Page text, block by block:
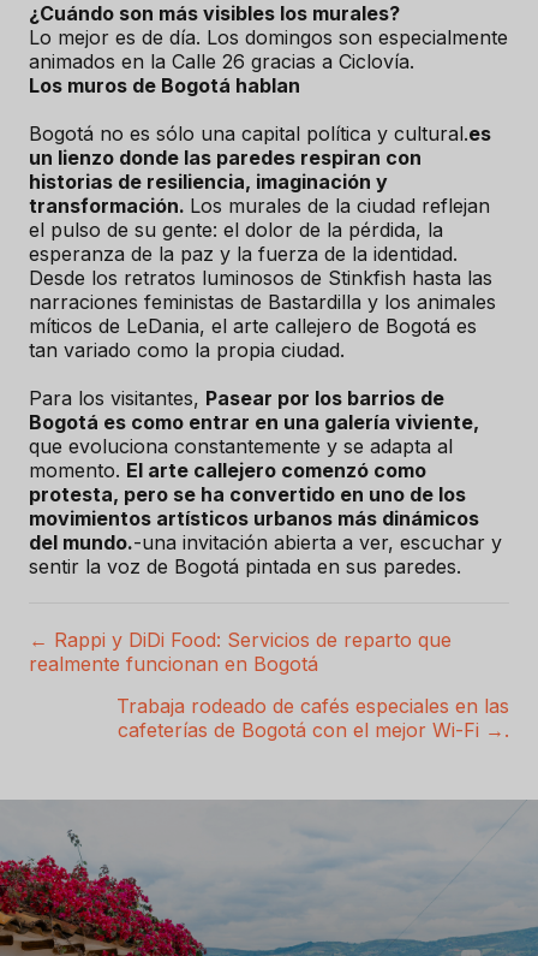
¿Cuándo son más visibles los murales?
Lo mejor es de día. Los domingos son especialmente
animados en la Calle 26 gracias a Ciclovía.
Los muros de Bogotá hablan
Bogotá no es sólo una capital política y cultural.es
un lienzo donde las paredes respiran con
historias de resiliencia, imaginación y
transformación. Los murales de la ciudad reflejan
el pulso de su gente: el dolor de la pérdida, la
esperanza de la paz y la fuerza de la identidad.
Desde los retratos luminosos de Stinkfish hasta las
narraciones feministas de Bastardilla y los animales
míticos de LeDania, el arte callejero de Bogotá es
tan variado como la propia ciudad.
Para los visitantes, Pasear por los barrios de
Bogotá es como entrar en una galería viviente,
que evoluciona constantemente y se adapta al
momento. El arte callejero comenzó como
protesta, pero se ha convertido en uno de los
movimientos artísticos urbanos más dinámicos
del mundo.-una invitación abierta a ver, escuchar y
sentir la voz de Bogotá pintada en sus paredes.
P
s
a
v
e
← Rappi y DiDi Food: Servicios de reparto que
realmente funcionan en Bogotá
Trabaja rodeado de cafés especiales en las
cafeterías de Bogotá con el mejor Wi-Fi →.